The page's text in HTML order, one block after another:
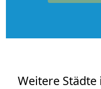
Weitere